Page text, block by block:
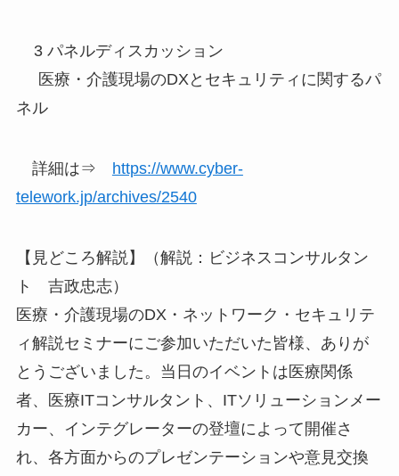
3 パネルディスカッション
医療・介護現場のDXとセキュリティに関するパ
ネル
詳細は⇒
https://www.cyber-
telework.jp/archives/2540
【見どころ解説】（解説：ビジネスコンサルタン
ト 吉政忠志）
医療・介護現場のDX・ネットワーク・セキュリテ
ィ解説セミナーにご参加いただいた皆様、ありが
とうございました。当日のイベントは医療関係
者、医療ITコンサルタント、ITソリューションメー
カー、インテグレーターの登壇によって開催さ
れ、各方面からのプレゼンテーションや意見交換